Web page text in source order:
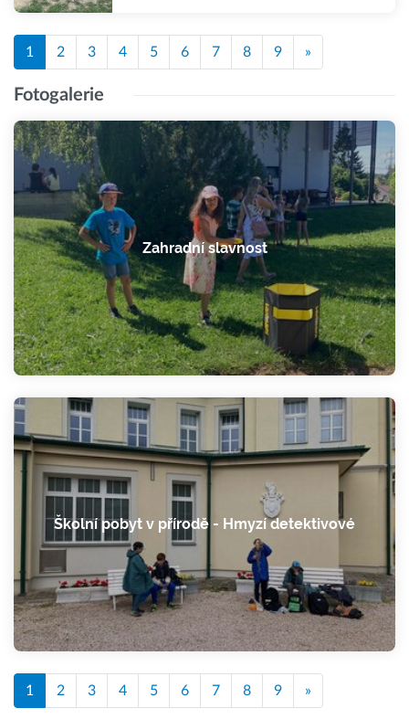
1 2 3 4 5 6 7 8 9 »
Fotogalerie
Zahradní slavnost
Školní pobyt v přírodě - Hmyzí detektivové
1 2 3 4 5 6 7 8 9 »